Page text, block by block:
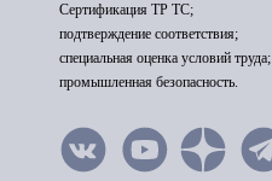
Сертификация ТР ТС;
подтверждение соответствия;
специальная оценка условий труда;
промышленная безопасность.